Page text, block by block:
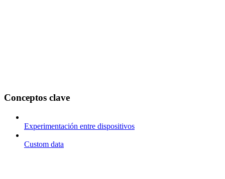
Conceptos clave
Experimentación entre dispositivos
Custom data